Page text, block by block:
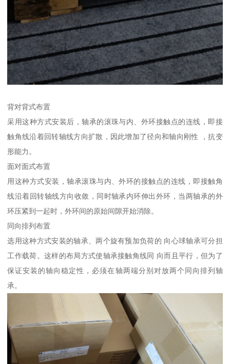
背对背式布置
采用这种方式安装后，轴承的滚珠与内、外环接触点的连线，即接
触角线沿着回转轴线方向扩散，因此增加了径向和轴向刚性 ，抗变
形能力。
面对面式布置
用这种方式安装，轴承滚珠与内、外环的接触点的连线，即接触角
线沿着回转轴线方向收敛，同时轴承内环伸出外环，当两轴承的外
环压紧到一起时，外环间的原始间隙开始消除。
同向排列布置
选用这种方式安装的轴承、两个旋有预加负荷的 向心球轴承可分担
工作载荷。这样的布局方式使轴承接触角线同 向而且平行，但为了
保证安装的轴向稳定性，必须在轴两端分别对放两个同向排列轴
承。